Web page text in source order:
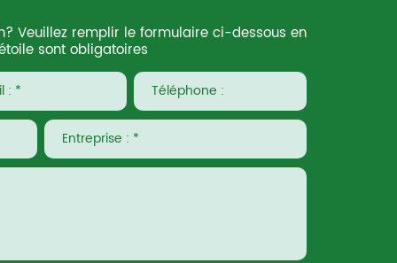
Veuillez remplir le formulaire ci-dessous en
sont obligatoires